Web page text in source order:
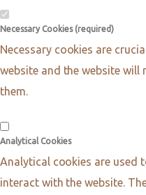
Necessary Cookies (required)
Necessary cookies are
website and the website
them.
Analytical Cookies
Analytical cookies are used
interact with the website.